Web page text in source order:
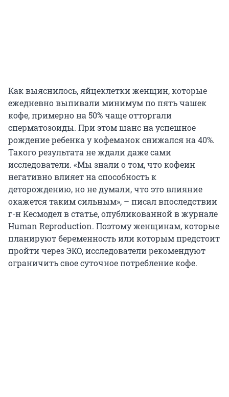
Как выяснилось, яйцеклетки женщин, которые
ежедневно выпивали минимум по пять чашек
кофе, примерно на 50% чаще отторгали
сперматозоиды. При этом шанс на успешное
рождение ребенка у кофеманок снижался на 40%.
Такого результата не ждали даже сами
исследователи. «Мы знали о том, что кофеин
негативно влияет на способность к
деторождению, но не думали, что это влияние
окажется таким сильным», – писал впоследствии
г-н Кесмодел в статье, опубликованной в журнале
Human Reproduction. Поэтому женщинам, которые
планируют беременность или которым предстоит
пройти через ЭКО, исследователи рекомендуют
ограничить свое суточное потребление кофе.